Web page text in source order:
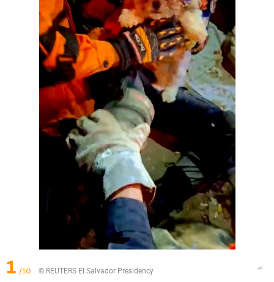
1 /10 © REUTERS El Salvador Presidency